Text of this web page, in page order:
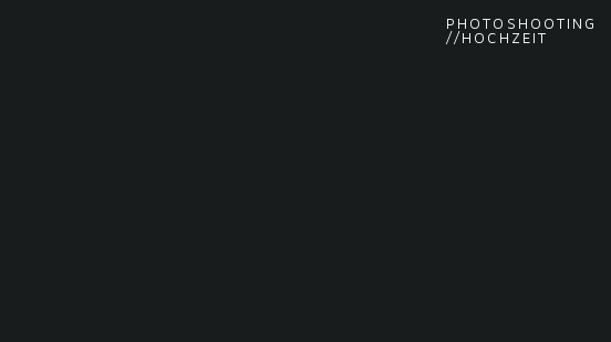
PHOTOSHOOTING
//HOCHZEIT